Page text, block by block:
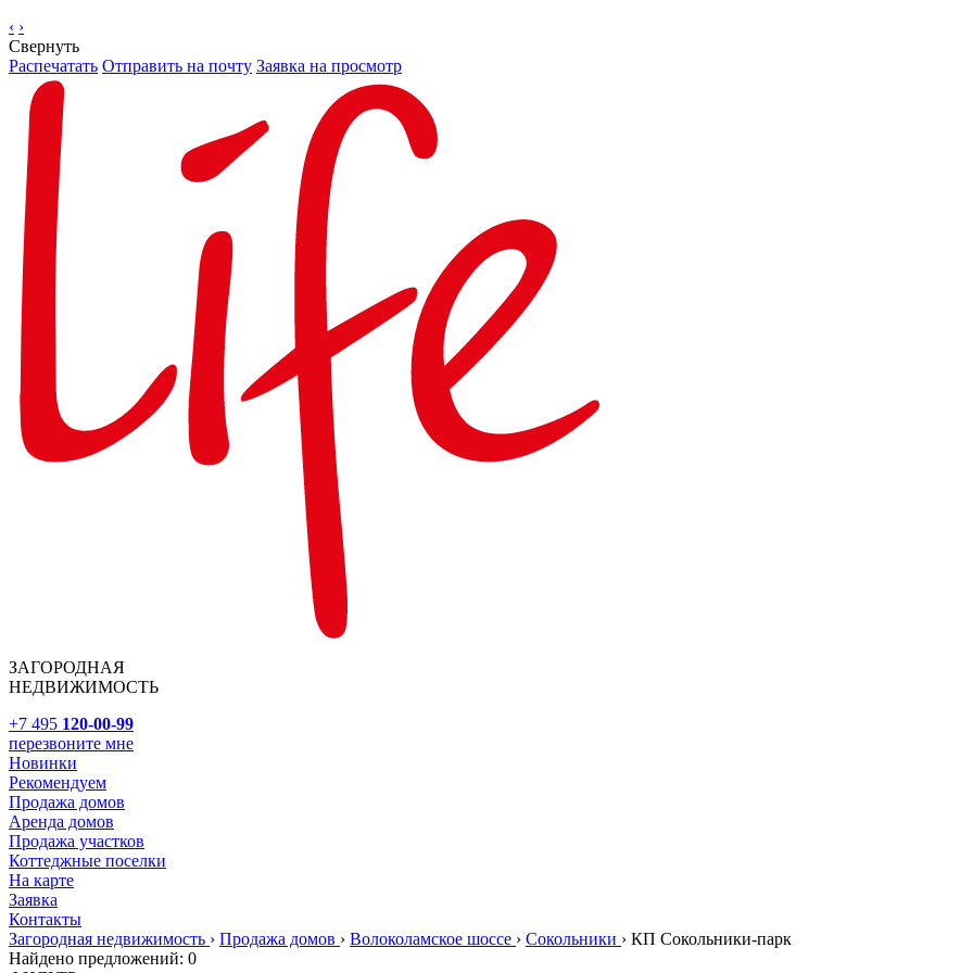
‹ ›
Свернуть
Распечатать Отправить на почту Заявка на просмотр
ЗАГОРОДНАЯ
НЕДВИЖИМОСТЬ
+7 495 120-00-99
перезвоните мне
Новинки
Рекомендуем
Продажа домов
Аренда домов
Продажа участков
Коттеджные поселки
На карте
Заявка
Контакты
Загородная недвижимость › Продажа домов › Волоколамское шоссе › Сокольники › КП Сокольники-парк
Найдено предложений: 0